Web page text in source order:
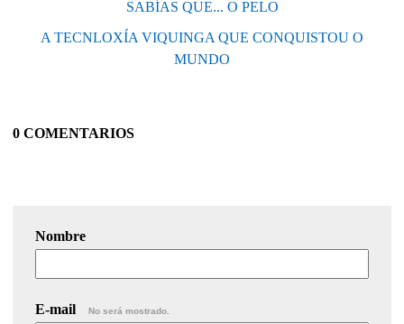
SABÍAS QUE... O PELO
A TECNLOXÍA VIQUINGA QUE CONQUISTOU O
MUNDO
0 COMENTARIOS
Nombre
E-mail No será mostrado.